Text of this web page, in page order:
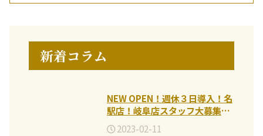
新着コラム
NEW OPEN！週休３日導入！名
駅店！岐阜店スタッフ大募集
♪2026.5-
2023-02-11